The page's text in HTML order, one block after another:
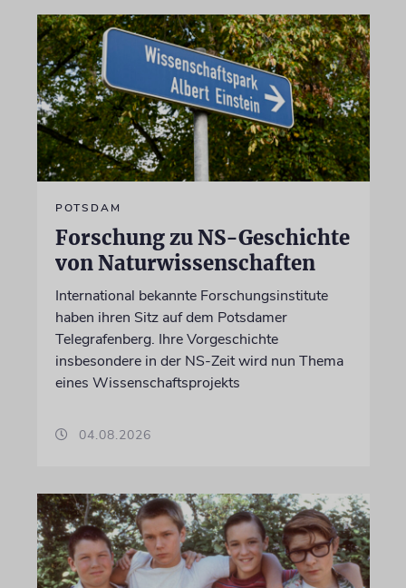
POTSDAM
Forschung zu NS-Geschichte
von Naturwissenschaften
International bekannte Forschungsinstitute
haben ihren Sitz auf dem Potsdamer
Telegrafenberg. Ihre Vorgeschichte
insbesondere in der NS-Zeit wird nun Thema
eines Wissenschaftsprojekts
04.08.2026